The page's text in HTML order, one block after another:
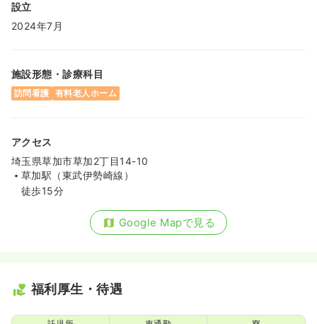
設立
2024年7月
施設形態・診療科目
訪問看護 有料老人ホーム
アクセス
埼玉県草加市草加2丁目14-10
草加駅（東武伊勢崎線）
徒歩15分
Google Mapで見る
福利厚生・待遇